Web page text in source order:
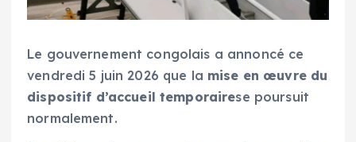
Le gouvernement congolais a annoncé ce
vendredi 5 juin 2026 que la mise en œuvre du
dispositif d’accueil temporairese poursuit
normalement.